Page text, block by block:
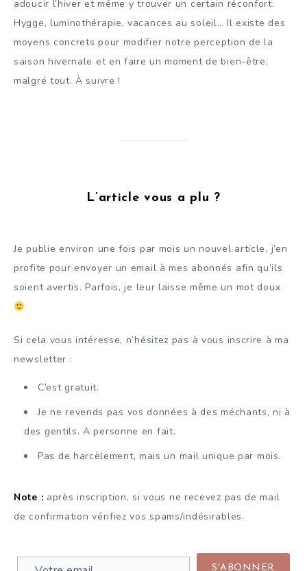
adoucir l’hiver et même y trouver un certain réconfort.
Hygge, luminothérapie, vacances au soleil… Il existe des
moyens concrets pour modifier notre perception de la
saison hivernale et en faire un moment de bien-être,
malgré tout. À suivre !
L’article vous a plu ?
Je publie environ une fois par mois un nouvel article, j’en
profite pour envoyer un email à mes abonnés afin qu’ils
soient avertis. Parfois, je leur laisse même un mot doux
Si cela vous intéresse, n’hésitez pas à vous inscrire à ma
newsletter :
C’est gratuit.
Je ne revends pas vos données à des méchants, ni à
des gentils. A personne en fait.
Pas de harcèlement, mais un mail unique par mois.
Note : après inscription, si vous ne recevez pas de mail
de confirmation vérifiez vos spams/indésirables.